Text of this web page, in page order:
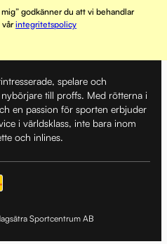
godkänner du att vi behandlar
vårintegritetspolicy
spelare och
till proffs. Med rötterna i
en passion för sporten erbjuder
i världsklass, inte bara inom
och inlines.
Sportcentrum AB